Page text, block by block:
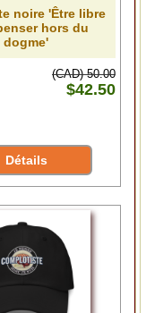
noire 'Être libre
hors du
dogme'
(CAD) 50.00
$42.50
Détails